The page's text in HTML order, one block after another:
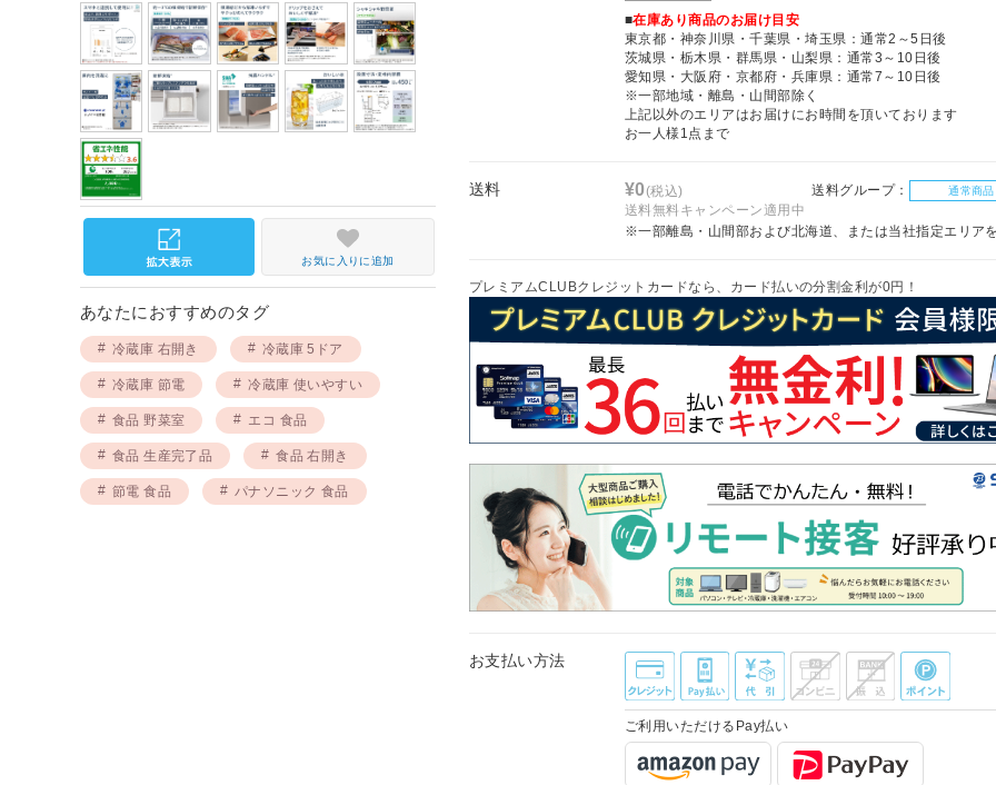
■在庫あり商品のお届け目安
東京都・神奈川県・千葉県・埼玉県：通常2～5日後
茨城県・栃木県・群馬県・山梨県：通常3～10日後
愛知県・大阪府・京都府・兵庫県：通常7～10日後
※一部地域・離島・山間部除く
上記以外のエリアはお届けにお時間を頂いております
お一人様1点まで
送料 ¥0(税込) 送料グループ： 通常商品
送料無料キャンペーン適用中
※一部離島・山間部および北海道、または当社指定エリア
プレミアムCLUBクレジットカードなら、カード払いの分割金利が0円！
お支払い方法
ご利用いただけるPay払い
お気に入りに追加
あなたにおすすめのタグ
冷蔵庫 右開き 冷蔵庫 5ドア
冷蔵庫 節電 冷蔵庫 使いやすい
食品 野菜室 エコ 食品
食品 生産完了品 食品 右開き
節電 食品 パナソニック 食品